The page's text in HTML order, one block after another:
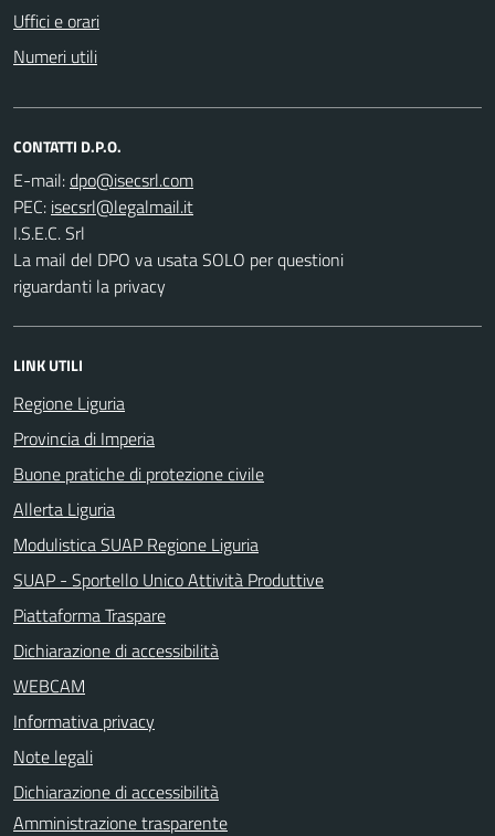
Uffici e orari
Numeri utili
CONTATTI D.P.O.
E-mail:
PEC:
I.S.E.C. Srl
La mail del DPO va usata SOLO per questioni
riguardanti la privacy
LINK UTILI
Regione Liguria
Provincia di Imperia
Buone pratiche di protezione civile
Allerta Liguria
Modulistica SUAP Regione Liguria
SUAP - Sportello Unico Attività Produttive
Piattaforma Traspare
Dichiarazione di accessibilità
WEBCAM
Informativa privacy
Note legali
Dichiarazione di accessibilità
Amministrazione trasparente